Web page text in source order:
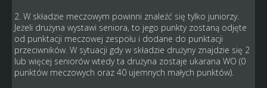
2. W składzie meczowym powinni znaleźć się tylko juniorzy.
Jeżeli drużyna wystawi seniora, to jego punkty zostaną odjęte
od punktacji meczowej zespołu i dodane do punktacji
przeciwników. W sytuacji gdy w składzie drużyny znajdzie się 2
lub więcej seniorów wtedy ta drużyna zostaje ukarana WO (0
punktów meczowych oraz 40 ujemnych małych punktów).